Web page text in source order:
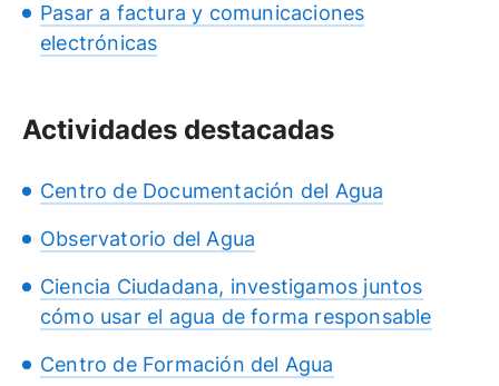
Pasar a factura y comunicaciones
electrónicas
Actividades destacadas
Centro de Documentación del Agua
Observatorio del Agua
Ciencia Ciudadana, investigamos juntos
cómo usar el agua de forma responsable
Centro de Formación del Agua